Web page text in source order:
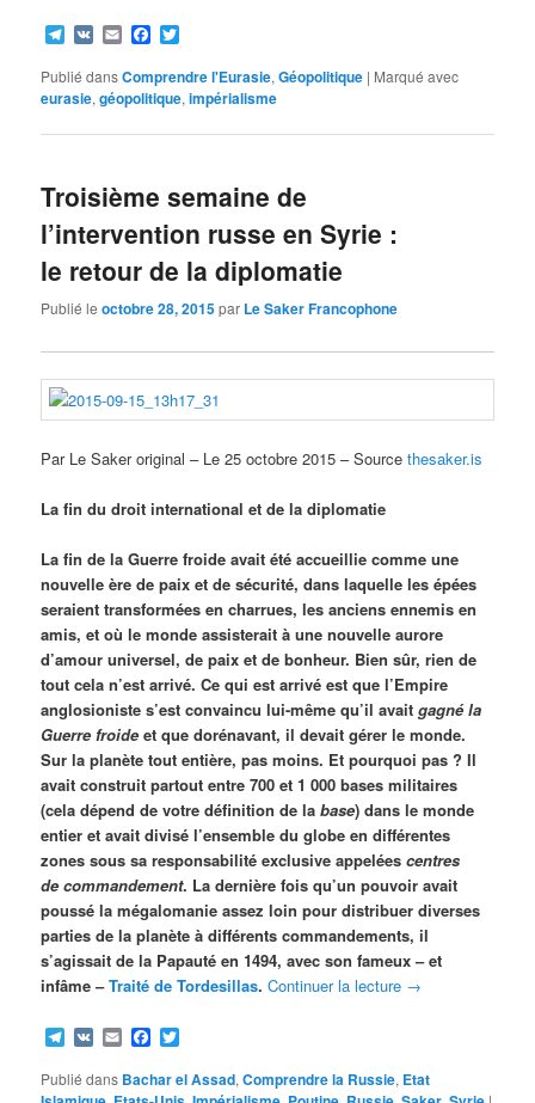
Telegram
VK EmailFacebook
Publié dansComprendre l'Eurasie,Géopolitique | Marqué avec
eurasie,géopolitique,impérialisme
Troisième semaine de
l’intervention russe en Syrie :
le retour de la diplomatie
Publié leoctobre 28, 2015par Le Saker Francophone
Par Le Saker original – Le 25 octobre 2015 – Sourcethesaker.is
La fin du droit international et de la diplomatie
La fin de la Guerre froide avait été accueillie comme une
nouvelle ère de paix et de sécurité, dans laquelle les épées
seraient transformées en charrues, les anciens ennemis en
amis, et où le monde assisterait à une nouvelle aurore
d’amour universel, de paix et de bonheur. Bien sûr, rien de
tout cela n’est arrivé. Ce qui est arrivé est que l’Empire
anglosioniste s’est convaincu lui-même qu’il avaitgagné la
Guerre froide et que dorénavant, il devait gérer le monde.
Sur la planète tout entière, pas moins. Et pourquoi pas ? Il
avait construit partout entre 700 et 1 000 bases militaires
(cela dépend de votre définition de labase) dans le monde
entier et avait divisé l’ensemble du globe en différentes
zones sous sa responsabilité exclusive appeléescentres
de commandement. La dernière fois qu’un pouvoir avait
poussé la mégalomanie assez loin pour distribuer diverses
parties de la planète à différents commandements, il
s’agissait de la Papauté en 1494, avec son fameux – et
infâme –Traité de Tordesillas. Continuer la lecture →
Telegram
VK EmailFacebook
Publié dans Bachar el Assad,Comprendre la Russie, Etat